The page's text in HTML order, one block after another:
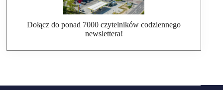
Dołącz do ponad 7000 czytelników codziennego
newslettera!